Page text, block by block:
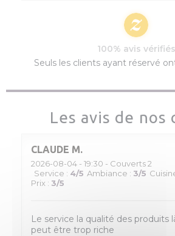
Les avis de nos
CLAUDE M
2026-08-04 - 19:30 - Couverts 2
Service : 4/5 Ambiance : 3/5
Prix : 3/5
Le service la qualité des produits
peut être trop riche
100% avis vérifiés
Seuls les clients ayant réservé